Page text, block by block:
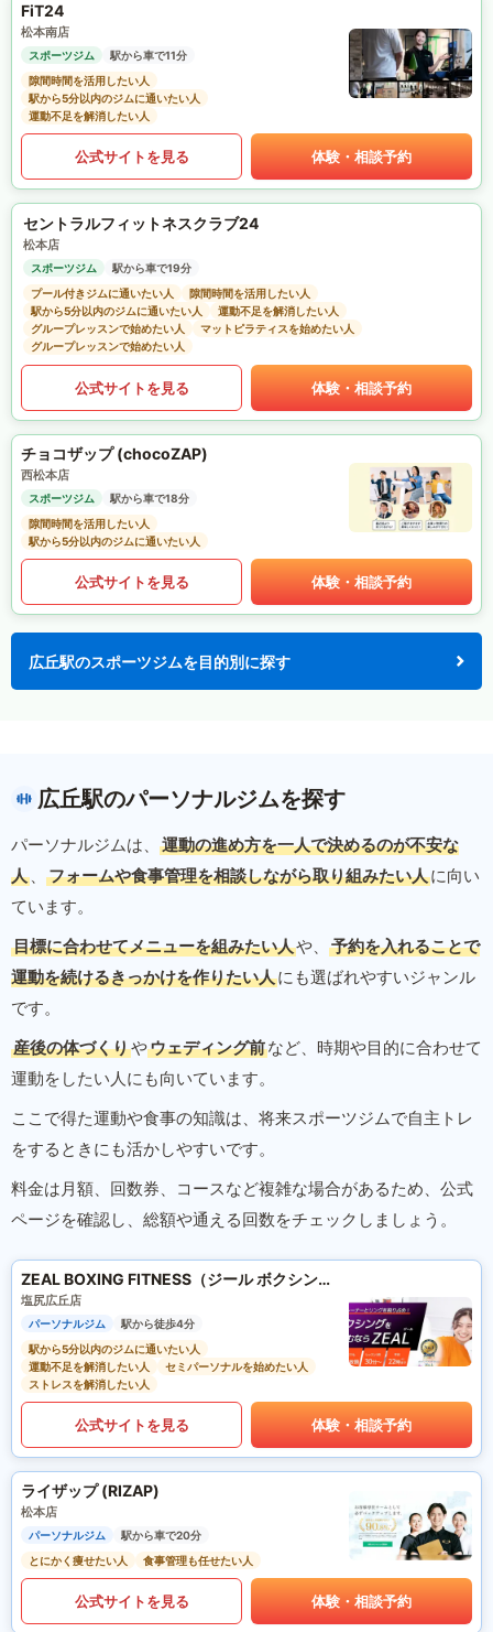
FiT24
松本南店
スポーツジム
駅から車で11分
隙間時間を活用したい人
駅から5分以内のジムに通いたい人
運動不足を解消したい人
公式サイトを見る 体験・相談予約
セントラルフィットネスクラブ24
松本店
スポーツジム
駅から車で19分
プール付きジムに通いたい人
隙間時間を活用したい人
駅から5分以内のジムに通いたい人
運動不足を解消したい人
グループレッスンで始めたい人
マットピラティスを始めたい人
グループレッスンで始めたい人
公式サイトを見る 体験・相談予約
チョコザップ (chocoZAP)
西松本店
スポーツジム
駅から車で18分
隙間時間を活用したい人
駅から5分以内のジムに通いたい人
公式サイトを見る 体験・相談予約
広丘駅のスポーツジムを目的別に探す
広丘駅のパーソナルジムを探す
パーソナルジムは、
運動の進め方を一人で決めるのが不安な
人 、 フォームや食事管理を相談しながら取り組みたい人に向い
ています。
目標に合わせてメニューを組みたい人や、
予約を入れることで
運動を続けるきっかけを作りたい人にも選ばれやすいジャンル
です。
産後の体づくりやウェディング前など、時期や目的に合わせて
運動をしたい人にも向いています。
ここで得た運動や食事の知識は、将来スポーツジムで自主トレ
をするときにも活かしやすいです。
料金は月額、回数券、コースなど複雑な場合があるため、公式
ページを確認し、総額や通える回数をチェックしましょう。
ZEAL BOXING FITNESS（ジール ボクシング フィットネス）
塩尻広丘店
パーソナルジム
駅から徒歩4分
駅から5分以内のジムに通いたい人
運動不足を解消したい人
セミパーソナルを始めたい人
ストレスを解消したい人
公式サイトを見る 体験・相談予約
ライザップ (RIZAP)
松本店
パーソナルジム
駅から車で20分
とにかく痩せたい人
食事管理も任せたい人
公式サイトを見る 体験・相談予約